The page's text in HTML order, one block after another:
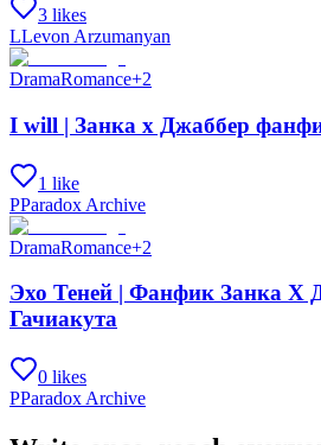
3 likes
LLevon Arzumanyan
DramaRomance+2
I will | Занка х Джаббер
1 like
PParadox Archive
DramaRomance+2
Эхо Теней | Фанфик Занка Х
Гачиакута
0 likes
PParadox Archive